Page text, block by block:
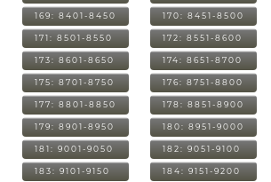
169: 8401-8450 170: 8451-8500
171: 8501-8550 172: 8551-8600
173: 8601-8650 174: 8651-8700
175: 8701-8750 176: 8751-8800
177: 8801-8850 178: 8851-8900
179: 8901-8950 180: 8951-9000
181: 9001-9050 182: 9051-9100
183: 9101-9150 184: 9151-9200